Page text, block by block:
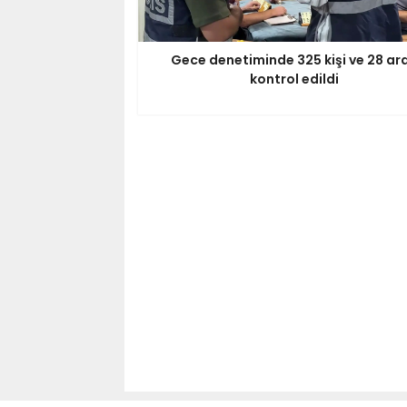
Gece denetiminde 325 kişi ve 28
kontrol edildi